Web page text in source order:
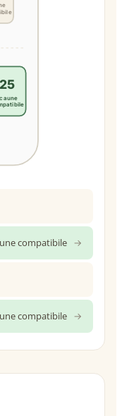
25
compatibile →
compatibile →